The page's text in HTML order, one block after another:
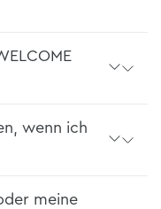
wenn ich
meine